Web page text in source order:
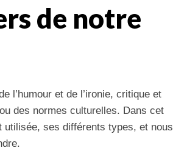
de notre
l’humour et de l’ironie, critique et
des normes culturelles. Dans cet
utilisée, ses différents types, et nous